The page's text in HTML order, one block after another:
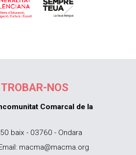
NOS
Comarcal de la
baix - 03760 - Ondara
macma@macma.org